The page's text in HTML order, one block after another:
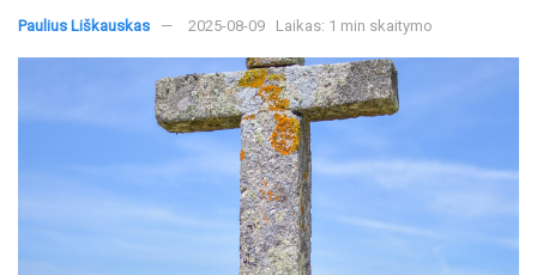
Paulius Liškauskas 2025-08-09 Laikas: 1 min skaitymo